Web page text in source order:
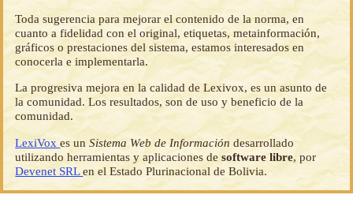
Toda sugerencia para mejorar el contenido de la norma, en
cuanto a fidelidad con el original, etiquetas, metainformación,
gráficos o prestaciones del sistema, estamos interesados en
conocerla e implementarla.
La progresiva mejora en la calidad de Lexivox, es un asunto de
la comunidad. Los resultados, son de uso y beneficio de la
comunidad.
LexiVoxes unSistema Web de Información desarrollado
utilizando herramientas y aplicaciones desoftware libre, por
Devenet SRLen el Estado Plurinacional de Bolivia.